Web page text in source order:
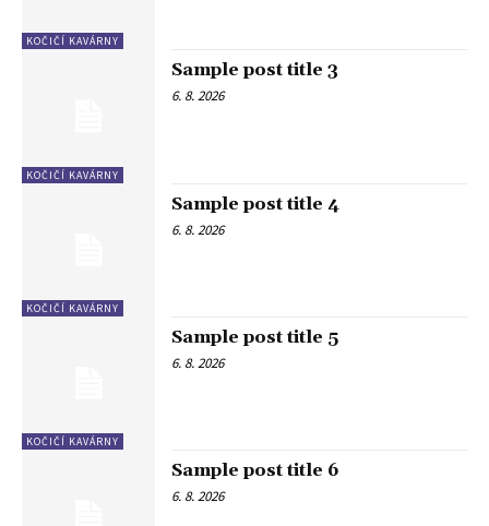
KOČIČÍ KAVÁRNY
KOČIČÍ KAVÁRNY
Sample post title 3
6. 8. 2026
KOČIČÍ KAVÁRNY
Sample post title 4
6. 8. 2026
KOČIČÍ KAVÁRNY
Sample post title 5
6. 8. 2026
Sample post title 6
6. 8. 2026